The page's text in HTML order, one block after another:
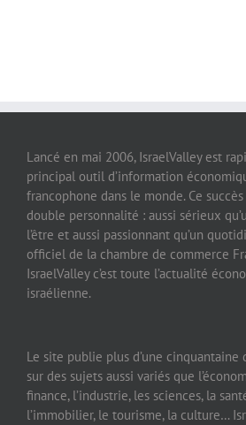
Lancé en mai 2006, IsraelValley est
principal outil d’information
francophone dans le monde. Ce succès
double personnalité : aussi sérieux
l’être et aussi passionnant qu’un
officiel de la chambre de commerce
IsraelValley c’est toute l’actualité
israélienne.
Le site publie plus d’une cinquantaine
sur des sujets aussi variés que
finance, l’industrie, les sciences, la
l’immobilier, le tourisme, la culture…